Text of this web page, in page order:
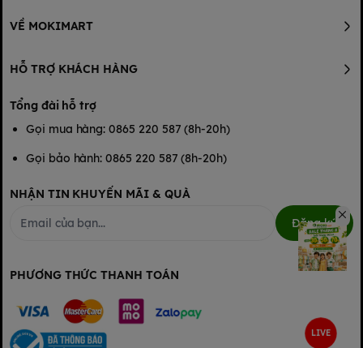
Dung lượng pin: 2000mAh.
Điện áp sạc: DC 5V-2A (Không bao gồm Adapter trong sản
Công suất khi giữ ấm: 10W.
VỀ MOKIMART
HỖ TRỢ KHÁCH HÀNG
Tổng đài hỗ trợ
Gọi mua hàng: 0865 220 587 (8h-20h)
Gọi bảo hành: 0865 220 587 (8h-20h)
NHẬN TIN KHUYẾN MÃI & QUÀ
Đăng ký
PHƯƠNG THỨC THANH TOÁN
LIVE